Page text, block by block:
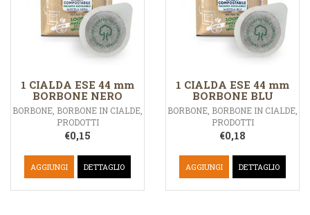
1 CIALDA ESE 44 mm
BORBONE NERO
BORBONE BORBONE IN CIALDE
PRODOTTI
€0,15
AGGIUNGI DETTAGLIO
1 CIALDA ESE 44 mm
BORBONE BLU
BORBONE BORBONE IN CIALDE
PRODOTTI
€0,18
AGGIUNGI DETTAGLIO